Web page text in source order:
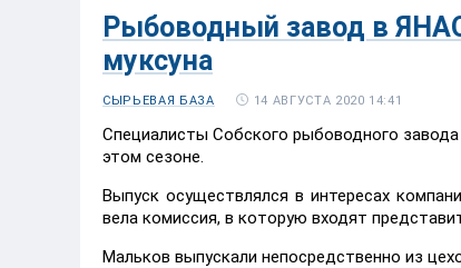
Рыбоводный завод в
муксуна
СЫРЬЕВАЯ БАЗА 14 АВГУСТА 2020 14:41
Специалисты Собского рыбоводного
этом сезоне.
Выпуск осуществлялся в интересах
вела комиссия, в которую входят
Мальков выпускали непосредственно из